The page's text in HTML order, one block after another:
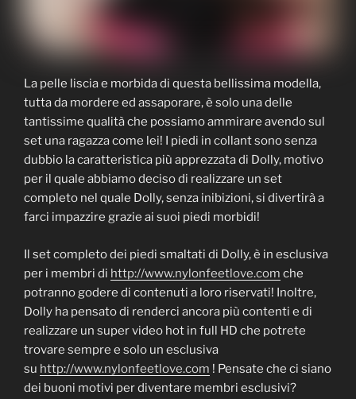
La pelle liscia e morbida di questa bellissima modella,
tutta da mordere ed assaporare, è solo una delle
tantissime qualità che possiamo ammirare avendo sul
set una ragazza come lei! I piedi in collant sono senza
dubbio la caratteristica più apprezzata di Dolly, motivo
per il quale abbiamo deciso di realizzare un set
completo nel quale Dolly, senza inibizioni, si divertirà a
farci impazzire grazie ai suoi piedi morbidi!
Il set completo dei piedi smaltati di Dolly, è in esclusiva
per i membri di http://www.nylonfeetlove.com che
potranno godere di contenuti a loro riservati! Inoltre,
Dolly ha pensato di renderci ancora più contenti e di
realizzare un super video hot in full HD che potrete
trovare sempre e solo un esclusiva
su http://www.nylonfeetlove.com ! Pensate che ci siano
dei buoni motivi per diventare membri esclusivi?